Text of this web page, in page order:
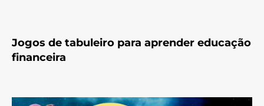
Jogos de tabuleiro para aprender educação
financeira